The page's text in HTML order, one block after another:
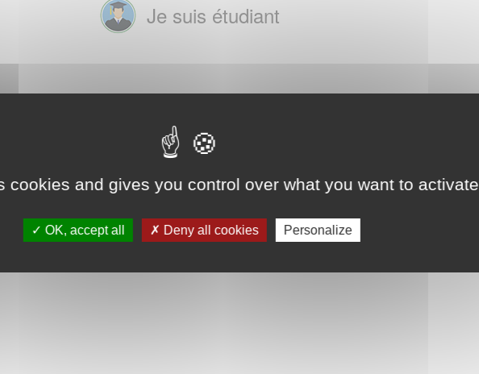
cookies and gives you control over what you want to activate
OK, accept all Deny all cookies Personalize
Je suis étudiant